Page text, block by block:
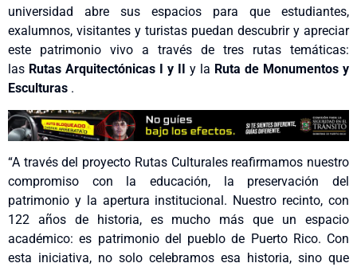
universidad abre sus espacios para que estudiantes,
exalumnos, visitantes y turistas puedan descubrir y apreciar
este patrimonio vivo a través de tres rutas temáticas:
las Rutas Arquitectónicas I y II y la Ruta de Monumentos y
Esculturas .
“A través del proyecto Rutas Culturales reafirmamos nuestro
compromiso con la educación, la preservación del
patrimonio y la apertura institucional. Nuestro recinto, con
122 años de historia, es mucho más que un espacio
académico: es patrimonio del pueblo de Puerto Rico. Con
esta iniciativa, no solo celebramos esa historia, sino que